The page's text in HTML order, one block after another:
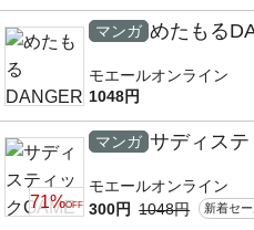
マンガ めたもる
モエールオンライン
1048円
71%OFF
マンガ サディス
モエールオンライン
300円 1048円 新着セ